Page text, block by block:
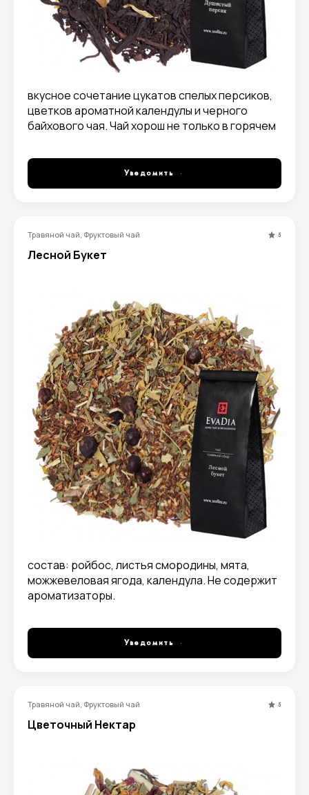
вкусное сочетание цукатов спелых персиков,
цветков ароматной календулы и черного
байхового чая. Чай хорош не только в горячем
качестве освежающего напитка, хорошо
утоляющего жажду.Уведомить
Травяной чай, Фруктовый чай 5
Лесной Букет
состав: ройбос, листья смородины, мята,
можжевеловая ягода, календула. Не содержит
ароматизаторы.
Уведомить
Травяной чай, Фруктовый чай 5
Цветочный Нектар